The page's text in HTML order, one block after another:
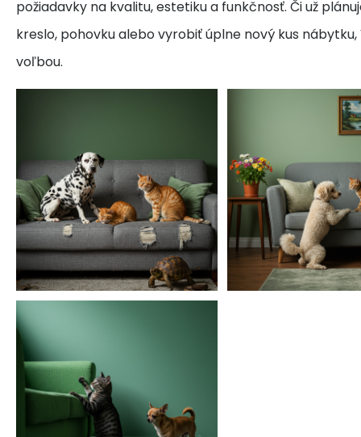
požiadavky na kvalitu, estetiku a funkčnosť. Či už
kreslo, pohovku alebo vyrobiť úplne nový kus
voľbou.